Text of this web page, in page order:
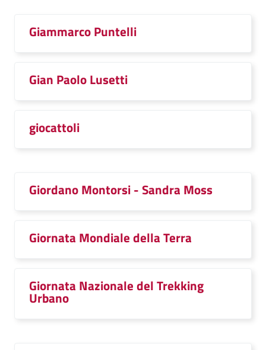
Giammarco Puntelli
Gian Paolo Lusetti
giocattoli
Giordano Montorsi - Sandra Moss
Giornata Mondiale della Terra
Giornata Nazionale del Trekking
Urbano